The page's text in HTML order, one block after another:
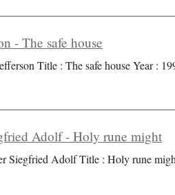
- The safe house
Title : The safe house Year :
Adolf - Holy rune might
Siegfried Adolf Title : Holy rune